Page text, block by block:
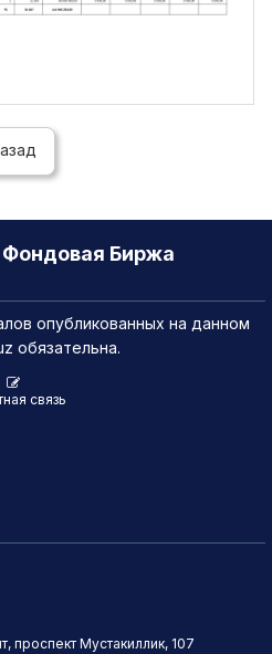
Биржа
опубликованных на данном
обязательна.
связь
проспект Мустакиллик, 107